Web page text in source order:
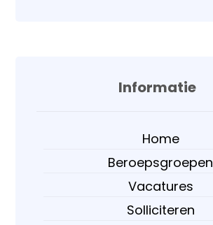
Informatie
Home
Beroepsgroepen
Vacatures
Solliciteren